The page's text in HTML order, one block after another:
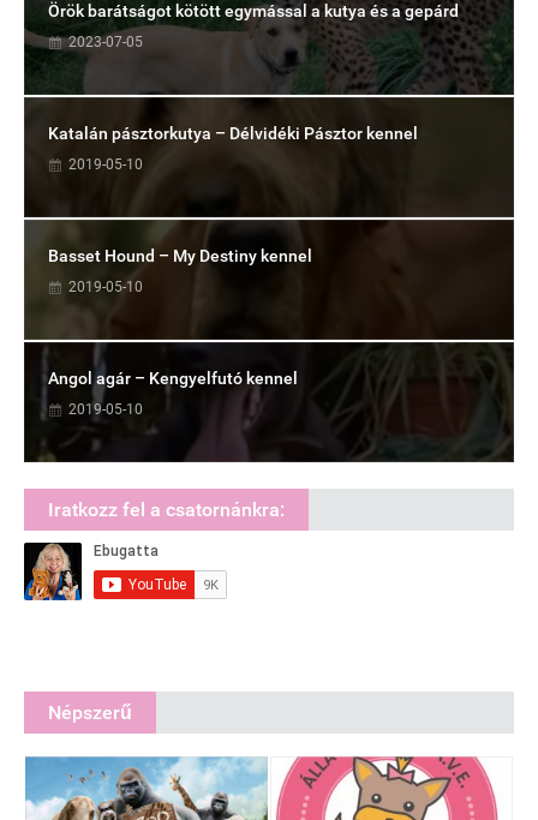
Örök barátságot kötött egymással a kutya és a gepárd
2023-07-05
Katalán pásztorkutya – Délvidéki Pásztor kennel
2019-05-10
Basset Hound – My Destiny kennel
2019-05-10
Angol agár – Kengyelfutó kennel
2019-05-10
Iratkozz fel a csatornánkra:
Népszerű